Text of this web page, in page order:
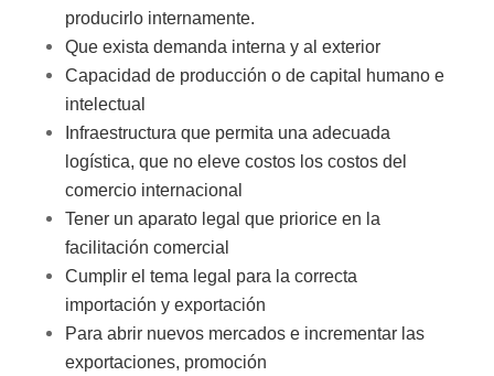
producirlo internamente.
Que exista demanda interna y al exterior
Capacidad de producción o de capital humano e
intelectual
Infraestructura que permita una adecuada
logística, que no eleve costos los costos del
comercio internacional
Tener un aparato legal que priorice en la
facilitación comercial
Cumplir el tema legal para la correcta
importación y exportación
Para abrir nuevos mercados e incrementar las
exportaciones, promoción